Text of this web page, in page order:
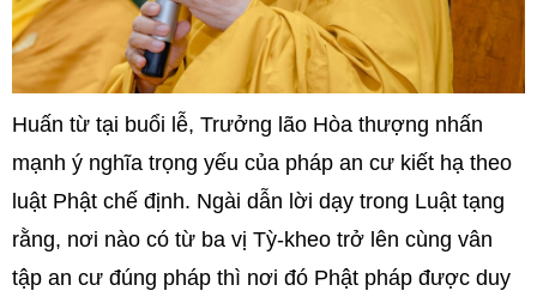
Huấn từ tại buổi lễ, Trưởng lão Hòa thượng nhấn
mạnh ý nghĩa trọng yếu của pháp an cư kiết hạ theo
luật Phật chế định. Ngài dẫn lời dạy trong Luật tạng
rằng, nơi nào có từ ba vị Tỳ-kheo trở lên cùng vân
tập an cư đúng pháp thì nơi đó Phật pháp được duy